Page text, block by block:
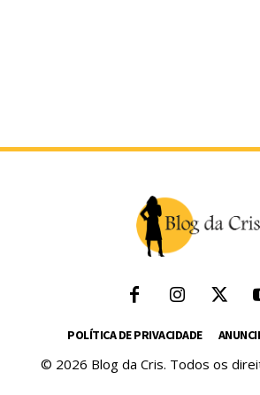
POLÍTICA DE PRIVACIDADE
© 2026 Blog da Cris. Todos os